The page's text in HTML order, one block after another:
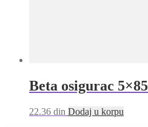
Beta osigurac 5×85
22.36 din Dodaj u korpu